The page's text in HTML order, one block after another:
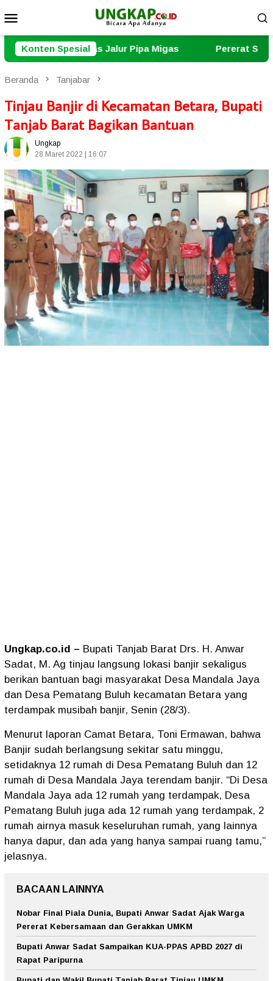
ke
kontenMobile
Konten Spesial
Migas Pererat Sinergi, Polresta Jambi Gelar
Beranda Tanjabar
Tinjau Banjir di Kecamatan Betara, Bupati
Tanjab Barat Bagikan Bantuan
Ungkap
28 Maret 2022 | 16:07
Ungkap.co.id – Bupati Tanjab Barat Drs. H. Anwar
Sadat, M. Ag tinjau langsung lokasi banjir sekaligus
berikan bantuan bagi masyarakat Desa Mandala Jaya
dan Desa Pematang Buluh kecamatan Betara yang
terdampak musibah banjir, Senin (28/3).
Menurut laporan Camat Betara, Toni Ermawan, bahwa
Banjir sudah berlangsung sekitar satu minggu,
setidaknya 12 rumah di Desa Pematang Buluh dan 12
rumah di Desa Mandala Jaya terendam banjir. “Di Desa
Mandala Jaya ada 12 rumah yang terdampak, Desa
Pematang Buluh juga ada 12 rumah yang terdampak, 2
rumah airnya masuk keseluruhan rumah, yang lainnya
hanya dapur, dan ada yang hanya sampai ruang tamu,”
jelasnya.
BACAAN LAINNYA
Nobar Final Piala Dunia, Bupati Anwar Sadat Ajak Warga
Pererat Kebersamaan dan Gerakkan UMKM
Bupati Anwar Sadat Sampaikan KUA-PPAS APBD 2027 di
Rapat Paripurna